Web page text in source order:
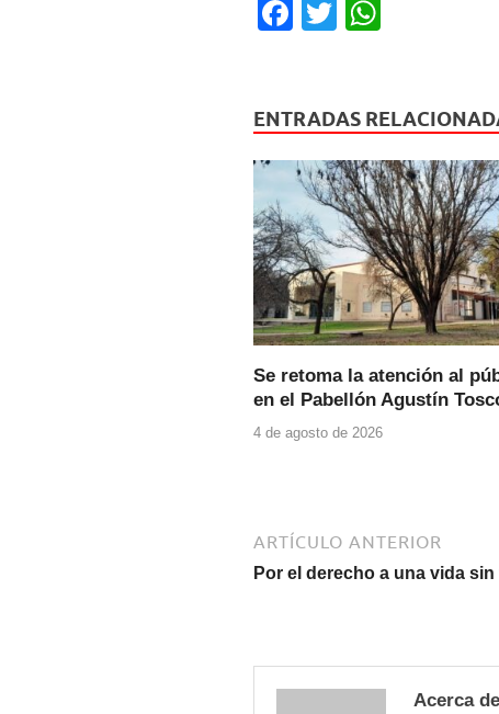
F
e
b
o
o
k
T
er s
A
p
p
ENTRADAS
Se retoma la atención al
en el Pabellón Agustín
4 de agosto de 2026
ARTÍCULO ANTERIOR
Por el derecho a una vida
Acerca de